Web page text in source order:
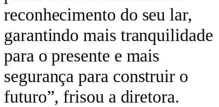
reconhecimento do seu lar,
garantindo mais tranquilidade
para o presente e mais
segurança para construir o
futuro”, frisou a diretora.